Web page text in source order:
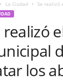
La Ciudad Se realizó
realizó
los